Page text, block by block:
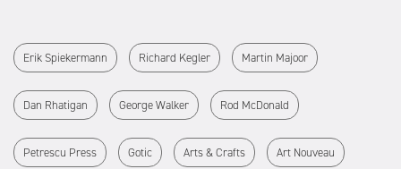
Erik Spiekermann Richard Kegler Martin Majoor
Dan Rhatigan George Walker Rod McDonald
Petrescu Press Gotic Arts & Crafts Art Nouveau